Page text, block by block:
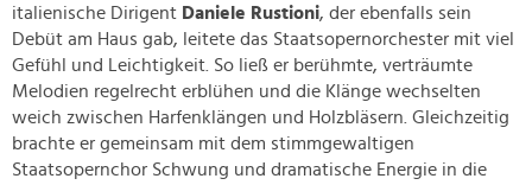
italienische Dirigent Daniele Rustioni, der ebenfalls sein
Debüt am Haus gab, leitete das Staatsopernorchester mit viel
Gefühl und Leichtigkeit. So ließ er berühmte, verträumte
Melodien regelrecht erblühen und die Klänge wechselten
weich zwischen Harfenklängen und Holzbläsern. Gleichzeitig
brachte er gemeinsam mit dem stimmgewaltigen
Staatsopernchor Schwung und dramatische Energie in die